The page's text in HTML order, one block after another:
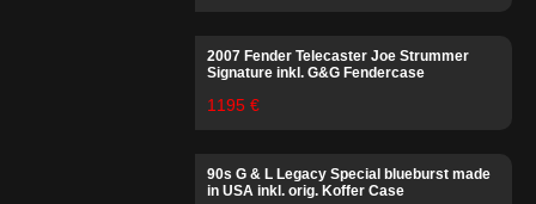
2007 Fender Telecaster Joe Strummer
Signature inkl. G&G Fendercase
1195 €
90s G & L Legacy Special blueburst made
in USA inkl. orig. Koffer Case